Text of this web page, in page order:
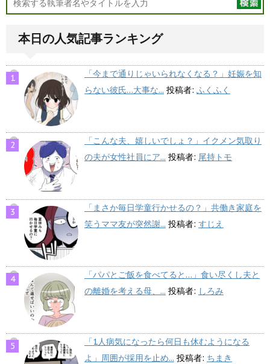
本日の人気記事ランキング
「今まで通りじゃいられなくなる？」妊娠を知
らない彼氏…大事な... 投稿者: ふくふく
「こんな夫、嬉しいでしょ？」イクメン気取り
の夫が女性社員にア... 投稿者: 尾持トモ
「まさか毎日学童行かせるの？」共働き家庭を
笑うママ友が突然謝... 投稿者: すじえ
「パパとご飯を食べてると…」食い尽くし夫と
の離婚を考える母、... 投稿者: しろみ
「1人病気になったら何日も休むようになる
よ」周囲が採用を止め... 投稿者: ちまき